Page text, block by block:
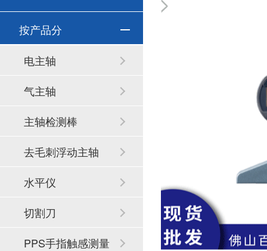
按产品分
电主轴
气主轴
主轴检测棒
去毛刺浮动主轴
水平仪
切割刀
PPS手指触感测量